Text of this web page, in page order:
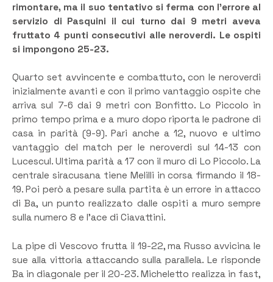
rimontare, ma il suo tentativo si ferma con l’errore al
servizio di Pasquini il cui turno dai 9 metri aveva
fruttato 4 punti consecutivi alle neroverdi. Le ospiti
si impongono 25-23.
Quarto set avvincente e combattuto, con le neroverdi
inizialmente avanti e con il primo vantaggio ospite che
arriva sul 7-6 dai 9 metri con Bonfitto. Lo Piccolo in
primo tempo prima e a muro dopo riporta le padrone di
casa in parità (9-9). Pari anche a 12, nuovo e ultimo
vantaggio del match per le neroverdi sul 14-13 con
Lucescul. Ultima parità a 17 con il muro di Lo Piccolo. La
centrale siracusana tiene Melilli in corsa firmando il 18-
19. Poi però a pesare sulla partita è un errore in attacco
di Ba, un punto realizzato dalle ospiti a muro sempre
sulla numero 8 e l’ace di Ciavattini.
La pipe di Vescovo frutta il 19-22, ma Russo avvicina le
sue alla vittoria attaccando sulla parallela. Le risponde
Ba in diagonale per il 20-23. Micheletto realizza in fast,